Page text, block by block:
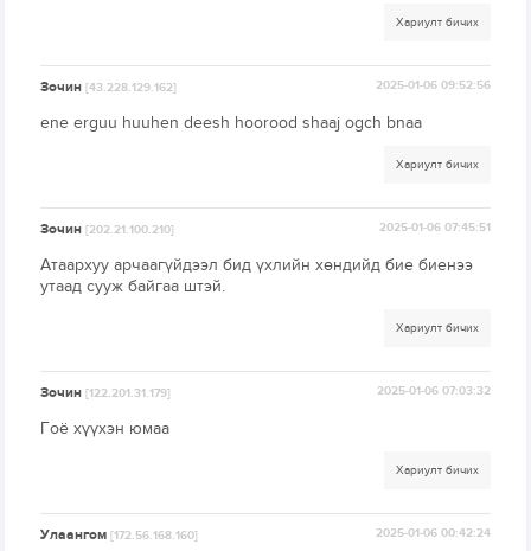
Хариулт бичих
Зочин[43.228.129.162] 2025-01-06 09:52:56
ene erguu huuhen deesh hoorood shaaj ogch bnaa
Хариулт бичих
Зочин[202.21.100.210] 2025-01-06 07:45:51
Атаархуу арчаагүйдээл бид үхлийн хөндийд бие биенээ
утаад сууж байгаа штэй.
Хариулт бичих
Зочин[122.201.31.179] 2025-01-06 07:03:32
Гоё хүүхэн юмаа
Хариулт бичих
Улаангом[172.56.168.160] 2025-01-06 00:42:24